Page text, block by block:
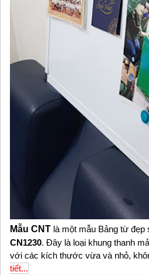
Mẫu CNT là một mẫu Bảng từ đẹp
CN1230. Đây là loại khung thanh
với các kích thước vừa và nhỏ,
tiết...